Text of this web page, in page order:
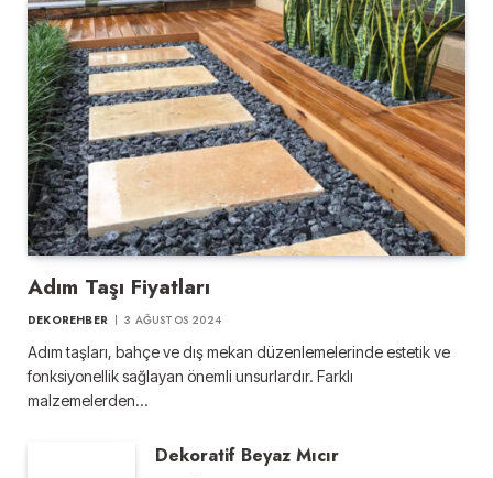
Adım Taşı Fiyatları
DEKOREHBER 3 AĞUSTOS 2024
Adım taşları, bahçe ve dış mekan düzenlemelerinde estetik ve
fonksiyonellik sağlayan önemli unsurlardır. Farklı
malzemelerden…
Dekoratif Beyaz Mıcır